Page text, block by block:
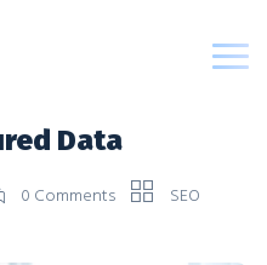
Data
0 Comments SEO